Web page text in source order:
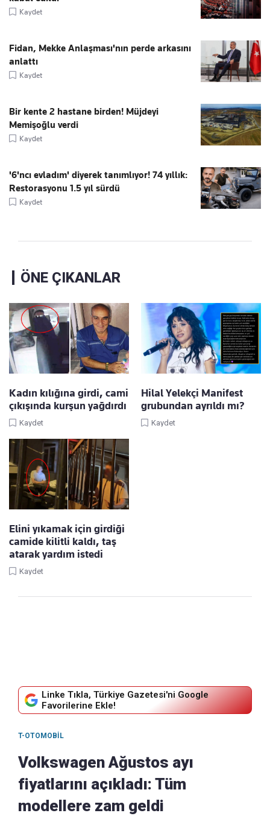
Kaydet
Fidan, Mekke Anlaşması'nın perde arkasını
anlattı
Kaydet
Bir kente 2 hastane birden! Müjdeyi
Memişoğlu verdi
Kaydet
'6'ncı evladım' diyerek tanımlıyor! 74 yıllık:
Restorasyonu 1.5 yıl sürdü
Kaydet
ÖNE ÇIKANLAR
Kadın kılığına girdi, cami
çıkışında kurşun yağdırdı
Kaydet
Hilal Yelekçi Manifest
grubundan ayrıldı mı?
Kaydet
Elini yıkamak için girdiği
camide kilitli kaldı, taş
atarak yardım istedi
Kaydet
Linke Tıkla, Türkiye Gazetesi'ni Google
Favorilerine Ekle!
T-OTOMOBIL
Volkswagen Ağustos ayı
fiyatlarını açıkladı: Tüm
modellere zam geldi